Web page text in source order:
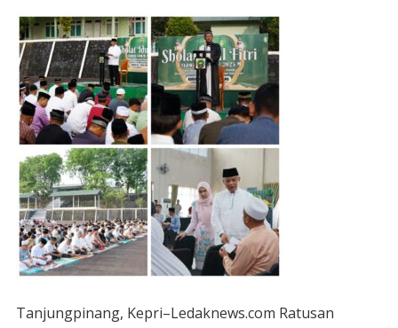
Tanjungpinang, Kepri–Ledaknews.com Ratusan